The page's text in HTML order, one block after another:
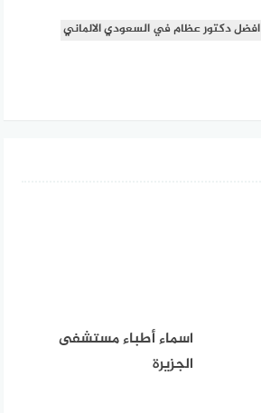
افضل دكتور عظام في السعودي الالماني
اسماء أطباء مستشفى
الجزيرة